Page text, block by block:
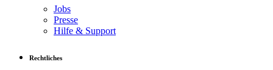
Jobs
Presse
Hilfe & Support
Rechtliches